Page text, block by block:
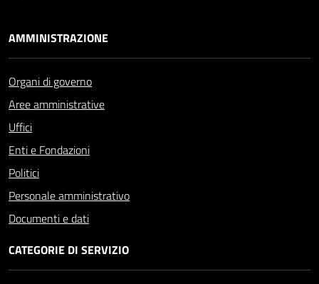
AMMINISTRAZIONE
Organi di governo
Aree amministrative
Uffici
Enti e Fondazioni
Politici
Personale amministrativo
Documenti e dati
CATEGORIE DI SERVIZIO